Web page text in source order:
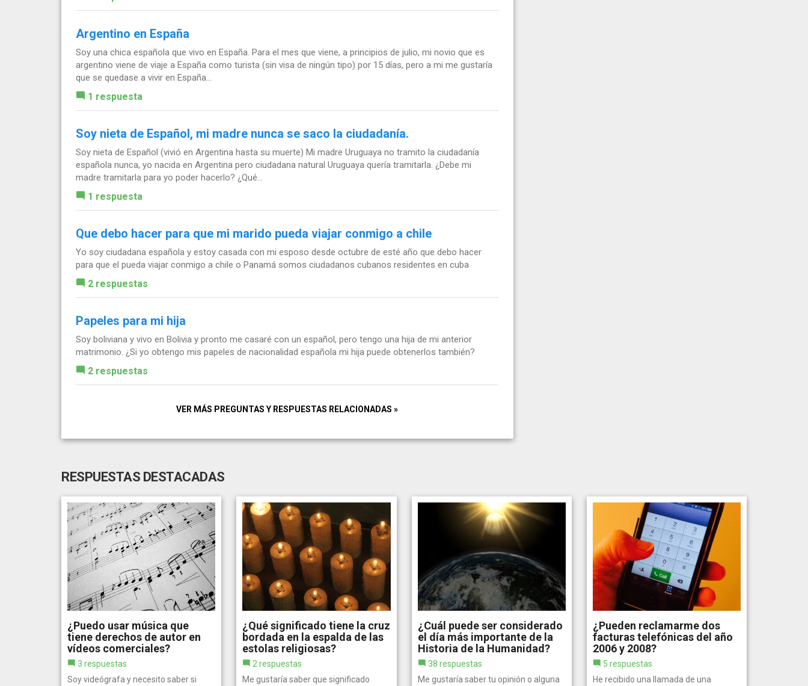
Argentino en España
Soy una chica española que vivo en España. Para el mes que viene, a principios de julio, mi novio que es
argentino viene de viaje a España como turista (sin visa de ningún tipo) por 15 días, pero a mi me gustaría
que se quedase a vivir en España...
1 respuesta
Soy nieta de Español, mi madre nunca se saco la ciudadanía.
Soy nieta de Español (vivió en Argentina hasta su muerte) Mi madre Uruguaya no tramito la ciudadanía
española nunca, yo nacida en Argentina pero ciudadana natural Uruguaya quería tramitarla. ¿Debe mi
madre tramitarla para yo poder hacerlo? ¿Qué...
1 respuesta
Que debo hacer para que mi marido pueda viajar conmigo a chile
Yo soy ciudadana española y estoy casada con mi esposo desde octubre de esté año que debo hacer
para que el pueda viajar conmigo a chile o Panamá somos ciudadanos cubanos residentes en cuba
2 respuestas
Papeles para mi hija
Soy boliviana y vivo en Bolivia y pronto me casaré con un español, pero tengo una hija de mi anterior
matrimonio. ¿Si yo obtengo mis papeles de nacionalidad española mi hija puede obtenerlos también?
2 respuestas
VER MÁS PREGUNTAS Y RESPUESTAS RELACIONADAS »
RESPUESTAS DESTACADAS
¿Puedo usar música que
tiene derechos de autor en
vídeos comerciales?
3 respuestas
Soy videógrafa y necesito saber si
¿Qué significado tiene la cruz
bordada en la espalda de las
estolas religiosas?
2 respuestas
Me gustaría saber que significado
¿Cuál puede ser considerado
el día más importante de la
Historia de la Humanidad?
38 respuestas
Me gustaría saber tu opinión o alguna
¿Pueden reclamarme dos
facturas telefónicas del año
2006 y 2008?
5 respuestas
He recibido una llamada de una